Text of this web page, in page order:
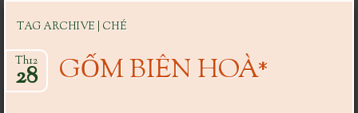
content
TAG ARCHIVE | CHÉ
GỐM BIÊN HOÀ*
Th12
28